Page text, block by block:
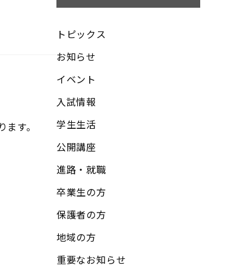
す。
トピックス
お知らせ
イベント
入試情報
学生生活
公開講座
進路・就職
卒業生の方
保護者の方
地域の方
重要なお知らせ